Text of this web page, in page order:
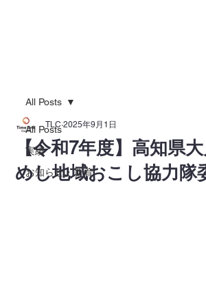
All Posts
実績
お知らせ・新着
All Posts
【令和7年度】高知県
めし地域おこし協力隊
TLC 2025年9月1日